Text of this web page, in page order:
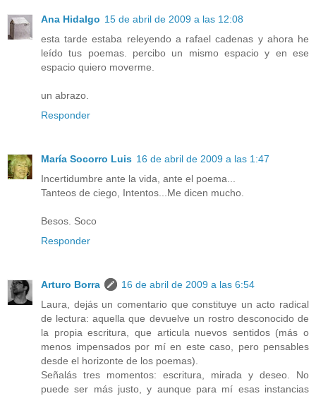
Ana Hidalgo 15 de abril de 2009 a las 12:08
esta tarde estaba releyendo a rafael cadenas y ahora he
leído tus poemas. percibo un mismo espacio y en ese
espacio quiero moverme.
un abrazo.
Responder
María Socorro Luis 16 de abril de 2009 a las 1:47
Incertidumbre ante la vida, ante el poema...
Tanteos de ciego, Intentos...Me dicen mucho.
Besos. Soco
Responder
Arturo Borra
16 de abril de 2009 a las 6:54
Laura, dejás un comentario que constituye un acto radical
de lectura: aquella que devuelve un rostro desconocido de
la propia escritura, que articula nuevos sentidos (más o
menos impensados por mí en este caso, pero pensables
desde el horizonte de los poemas).
Señalás tres momentos: escritura, mirada y deseo. No
puede ser más justo, y aunque para mí esas instancias